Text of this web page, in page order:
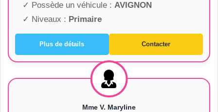
✓ Possède un véhicule : AVIGNON
✓ Niveaux : Primaire
Plus de détails Contacter
Mme V. Maryline